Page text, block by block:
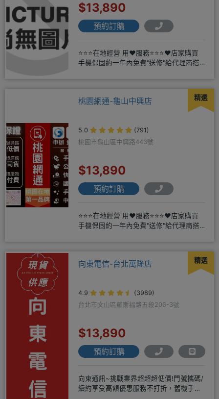
$13,890
預約訂購
⭐⭐⭐在地經營 用❤️服務⭐⭐⭐❤️店家購買
手機保固約一年內免費"送修"給代理商搭
精選
桃園網通-龜山中興店
5.0
(791)
桃園市龜山區中興路443號
$13,890
預約訂購
⭐⭐⭐在地經營 用❤️服務⭐⭐⭐❤️店家購買
手機保固約一年內免費"送修"給代理商搭
精選
向東電信-台北萬隆店
4.9
(3989)
台北市文山區羅斯福路五段206-3號
$13,890
預約訂購
向東通訊~挑戰業界超超超低價!門號攜碼/
續約享受高額優惠服務不打折，舊機手機